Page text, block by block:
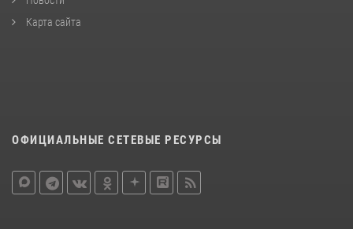
Карта сайта
ОФИЦИАЛЬНЫЕ СЕТЕВЫЕ РЕСУРСЫ